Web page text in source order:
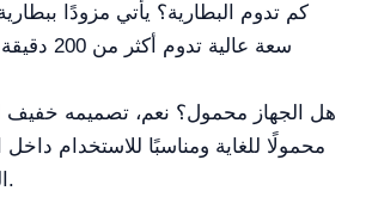
كم تدوم البطارية؟ يأتي مزودًا
سعة عالية
هل الجهاز محمول؟ نعم، تصميمه خفيف
محمولًا للغاية ومناسبًا للاستخدام داخل
الهواء الطلق.